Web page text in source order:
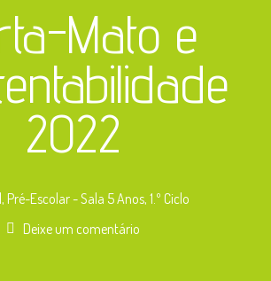
Mato e
2022
, Pré-Escolar - Sala 5 Anos, 1.º Ciclo
Deixe um comentário